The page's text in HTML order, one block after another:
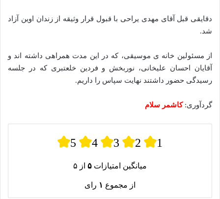
دقایقی قبل آقای مهدی یراحی با قبول قرار وثیقه از زندان اوین آزاد
شد.
از مسئولین خانه ی موسیقی، که در این مدت همراهی داشته اند و
آقایان احسان علیخانی، نوربخش و فردین خلعتبری که در جلسه
رسیدگی حضور داشتند نهایت سپاس را داریم.
گردآوری:کاشمر سلام
5 4 3 2 1
میانگین امتیازات ۵ از ۵
از مجموع ۱ رای